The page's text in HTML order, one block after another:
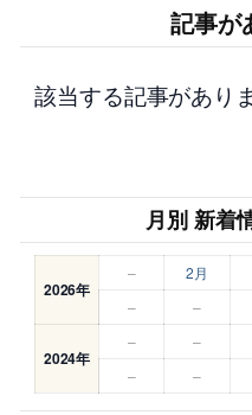
記事が
該当する記事があり
月別 新着
2026年
– 2月
–
–
2024年
– –
–
–